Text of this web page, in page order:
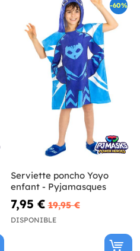
-60%
Serviette poncho Yoyo
enfant - Pyjamasques
7,95 € 19,95 €
DISPONIBLE